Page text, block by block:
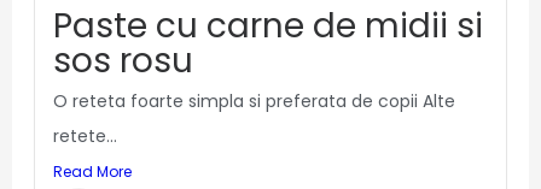
Paste cu carne de midii si
sos rosu
O reteta foarte simpla si preferata de copii Alte
retete...
Read More